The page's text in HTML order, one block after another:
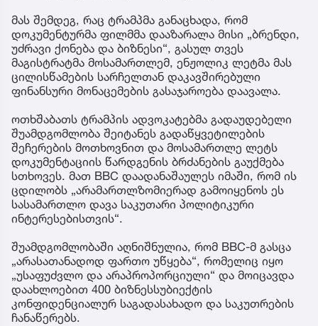
მას შემდეგ, რაც ტრამპმა განაცხადა, რომ
დოკუმენტურმა ფილმმა დააზარალა მისი „ბრენდი,
უძრავი ქონება და ბიზნესი“, გასულ თვეს
მაგისტრატმა მოსამართლემ, ენჟოლიკ ლეტმა მას
ცილისწამების სარჩელთან დაკავშირებული
ფინანსური მონაცემების გასაჯაროება დაავალა.
ოთხშაბათს ტრამპის ადვოკატებმა გადაუდებელი
შუამდგომლობა შეიტანეს გადაწყვეტილების
შეჩერების მოთხოვნით და მოსამართლე ლეტს
დოკუმენტაციის წარდგენის ბრძანების გაუქმება
სთხოვეს. მათ BBC დაადანაშაულეს იმაში, რომ ის
ცდილობს „არამართლზომიერად გამოიყენოს ეს
სასამართლო დავა საკუთარი პოლიტიკური
ინტერესებისთვის“.
შუამდგომლობაში აღნიშნულია, რომ BBC-მ გასცა
„არასათანადოდ ფართო უწყება“, რომელიც იყო
„უსაფუძვლო და არაპროპორციული“ და მოიცავდა
დაახლოებით 400 ბიზნესსუბიექტის
კონფიდენციალურ საგადასახადო და საკუთრების
ჩანაწერებს.